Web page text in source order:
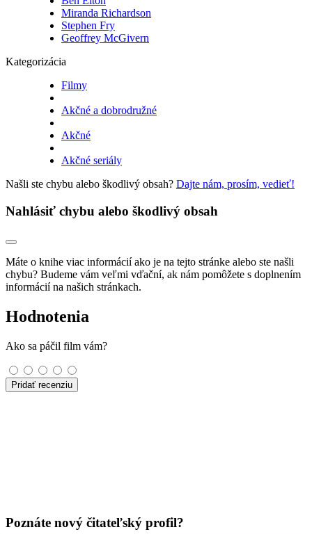
Miranda Richardson
Stephen Fry
Geoffrey McGivern
Kategorizácia
Filmy
Akčné a dobrodružné
Akčné
Akčné seriály
Našli ste chybu alebo škodlivý obsah? Dajte nám, prosím, vedieť!
Nahlásiť chybu alebo škodlivý obsah
Máte o knihe viac informácií ako je na tejto stránke alebo ste našli
chybu? Budeme vám veľmi vďační, ak nám pomôžete s doplnením
informácií na našich stránkach.
Hodnotenia
Ako sa páčil film vám?
Pridať recenziu
Poznáte nový čitateľský profil?